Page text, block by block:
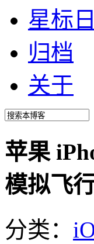
星标
归档
关于
苹果
模拟飞
分类：